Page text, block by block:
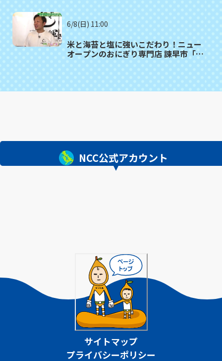
6/8(日) 11:00
米と海苔と塩に強いこだわり！ニュー
オープンのおにぎり専門店 諫早市「お
NCC公式アカウント
サイトマップ
プライバシーポリシー